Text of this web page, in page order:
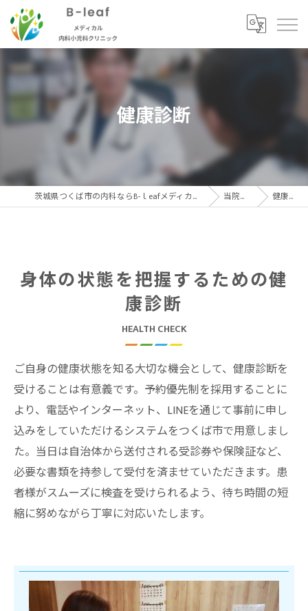
健康診断
茨城県つくば市の内科ならB-ｌeafメディカル内科小児科クリニック 当院の特徴 健康診断
身体の状態を把握するための健
康診断
HEALTH CHECK
ご自身の健康状態を知る大切な機会として、健康診断を
受けることは有意義です。予約優先制を採用することに
より、電話やインターネット、LINEを通じて事前に申し
込みをしていただけるシステムをつくば市で用意しまし
た。当日は自治体から送付される受診券や保険証など、
必要な書類を持参して受付を済ませていただきます。患
者様がスムーズに検査を受けられるよう、待ち時間の短
縮に努めながら丁寧に対応いたします。